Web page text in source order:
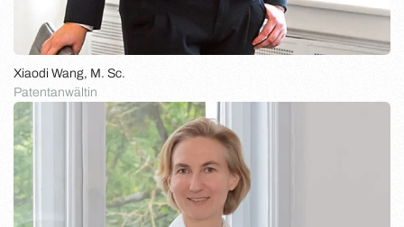
Xiaodi Wang, M. Sc.
Patentanwältin